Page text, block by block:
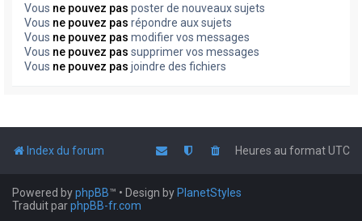
Vous ne pouvez pas poster de nouveaux sujets
Vous ne pouvez pas répondre aux sujets
Vous ne pouvez pas modifier vos messages
Vous ne pouvez pas supprimer vos messages
Vous ne pouvez pas joindre des fichiers
Index du forum Heures au formatUTC
Powered byphpBB™ • Design by PlanetStyles
Traduit parphpBB-fr.com